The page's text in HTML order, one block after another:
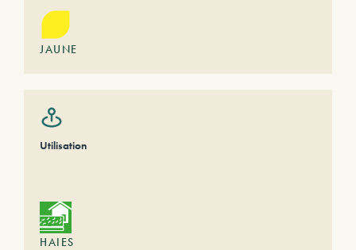
JAUNE
Utilisation
HAIES